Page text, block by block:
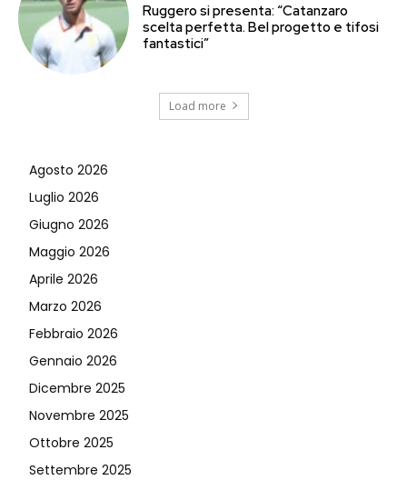
Ruggero si presenta: “Catanzaro
scelta perfetta. Bel progetto e tifosi
fantastici”
Load more
Agosto 2026
Luglio 2026
Giugno 2026
Maggio 2026
Aprile 2026
Marzo 2026
Febbraio 2026
Gennaio 2026
Dicembre 2025
Novembre 2025
Ottobre 2025
Settembre 2025